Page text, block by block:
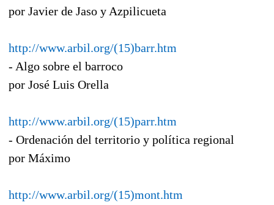
por Javier de Jaso y Azpilicueta
http://www.arbil.org/(15)barr.htm
- Algo sobre el barroco
por José Luis Orella
http://www.arbil.org/(15)parr.htm
- Ordenación del territorio y política regional
por Máximo
http://www.arbil.org/(15)mont.htm